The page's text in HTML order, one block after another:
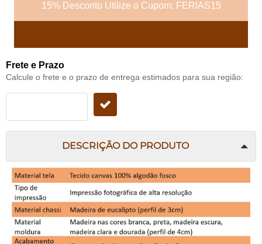
15% Desconto Utilize o Cupom: FERIAS15
Frete e Prazo
Calcule o frete e o prazo de entrega estimados para sua região:
DESCRIÇÃO DO PRODUTO